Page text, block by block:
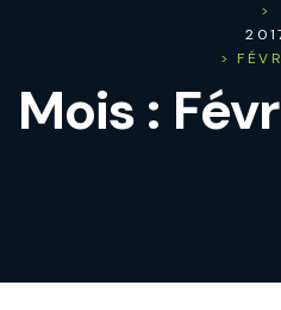
>
>
Mois :